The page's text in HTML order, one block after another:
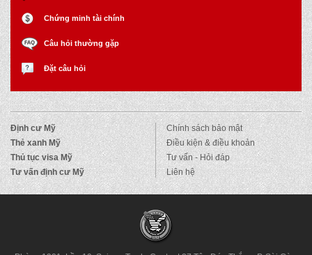
Chứng minh tài chính
Câu hỏi thường gặp
Đặt câu hỏi
Định cư Mỹ
Thẻ xanh Mỹ
Thủ tục visa Mỹ
Tư vấn định cư Mỹ
Chính sách bảo mật
Điều kiện & điều khoản
Tư vấn - Hỏi đáp
Liên hệ